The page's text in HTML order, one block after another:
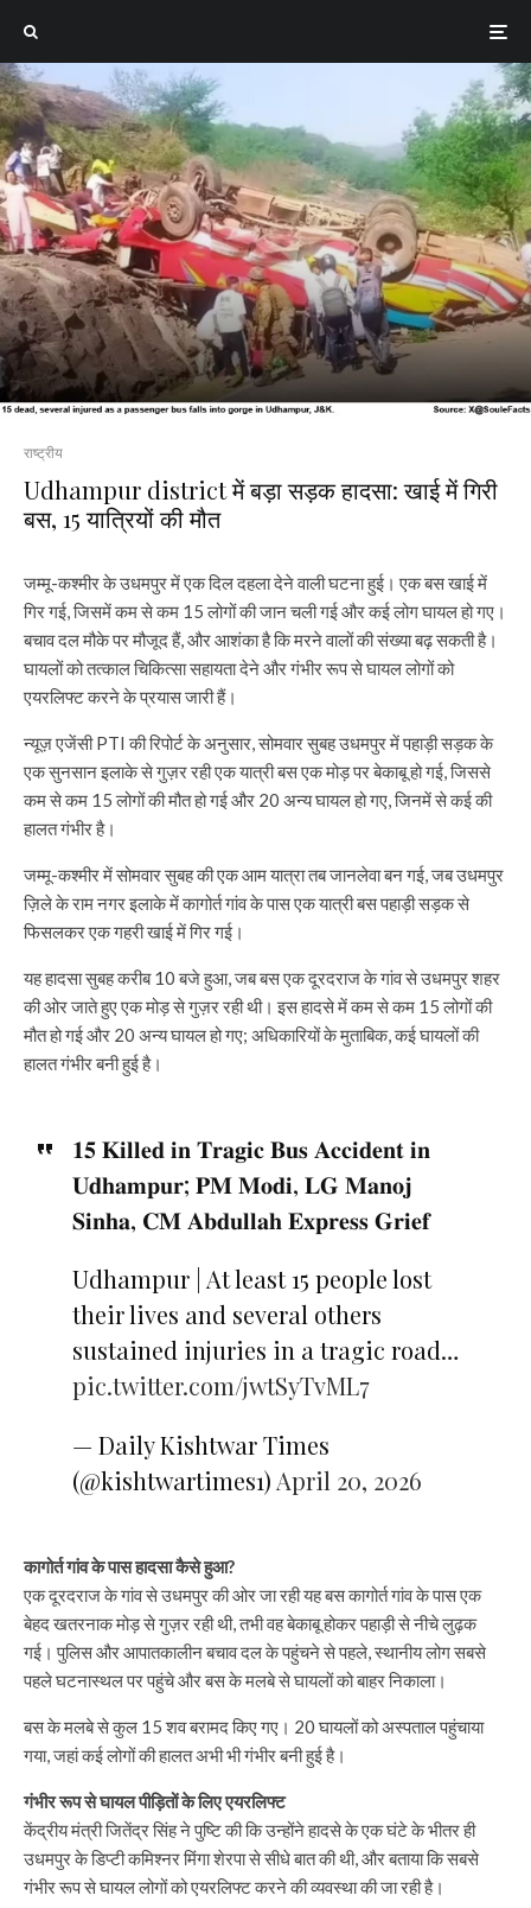
राष्ट्रीय
Udhampur district में बड़ा सड़क हादसा: खाई में गिरी
बस, 15 यात्रियों की मौत
जम्मू-कश्मीर के उधमपुर में एक दिल दहला देने वाली घटना हुई। एक बस खाई में
गिर गई, जिसमें कम से कम 15 लोगों की जान चली गई और कई लोग घायल हो गए।
बचाव दल मौके पर मौजूद हैं, और आशंका है कि मरने वालों की संख्या बढ़ सकती है।
घायलों को तत्काल चिकित्सा सहायता देने और गंभीर रूप से घायल लोगों को
एयरलिफ्ट करने के प्रयास जारी हैं।
न्यूज़ एजेंसी PTI की रिपोर्ट के अनुसार, सोमवार सुबह उधमपुर में पहाड़ी सड़क के
एक सुनसान इलाके से गुज़र रही एक यात्री बस एक मोड़ पर बेकाबू हो गई, जिससे
कम से कम 15 लोगों की मौत हो गई और 20 अन्य घायल हो गए, जिनमें से कई की
हालत गंभीर है।
जम्मू-कश्मीर में सोमवार सुबह की एक आम यात्रा तब जानलेवा बन गई, जब उधमपुर
ज़िले के राम नगर इलाके में कागोर्त गांव के पास एक यात्री बस पहाड़ी सड़क से
फिसलकर एक गहरी खाई में गिर गई।
यह हादसा सुबह करीब 10 बजे हुआ, जब बस एक दूरदराज के गांव से उधमपुर शहर
की ओर जाते हुए एक मोड़ से गुज़र रही थी। इस हादसे में कम से कम 15 लोगों की
मौत हो गई और 20 अन्य घायल हो गए; अधिकारियों के मुताबिक, कई घायलों की
हालत गंभीर बनी हुई है।
𝟏𝟓 𝐊𝐢𝐥𝐥𝐞𝐝 𝐢𝐧 𝐓𝐫𝐚𝐠𝐢𝐜 𝐁𝐮𝐬 𝐀𝐜𝐜𝐢𝐝𝐞𝐧𝐭 𝐢𝐧
𝐔𝐝𝐡𝐚𝐦𝐩𝐮𝐫; 𝐏𝐌 𝐌𝐨𝐝𝐢, 𝐋𝐆 𝐌𝐚𝐧𝐨𝐣
𝐒𝐢𝐧𝐡𝐚, 𝐂𝐌 𝐀𝐛𝐝𝐮𝐥𝐥𝐚𝐡 𝐄𝐱𝐩𝐫𝐞𝐬𝐬 𝐆𝐫𝐢𝐞𝐟
Udhampur | At least 15 people lost
their lives and several others
sustained injuries in a tragic road…
pic.twitter.com/jwtSyTvML7
— Daily Kishtwar Times
(@kishtwartimes1) April 20, 2026
कागोर्त गांव के पास हादसा कैसे हुआ?
एक दूरदराज के गांव से उधमपुर की ओर जा रही यह बस कागोर्त गांव के पास एक
बेहद खतरनाक मोड़ से गुज़र रही थी, तभी वह बेकाबू होकर पहाड़ी से नीचे लुढ़क
गई। पुलिस और आपातकालीन बचाव दल के पहुंचने से पहले, स्थानीय लोग सबसे
पहले घटनास्थल पर पहुंचे और बस के मलबे से घायलों को बाहर निकाला।
बस के मलबे से कुल 15 शव बरामद किए गए। 20 घायलों को अस्पताल पहुंचाया
गया, जहां कई लोगों की हालत अभी भी गंभीर बनी हुई है।
गंभीर रूप से घायल पीड़ितों के लिए एयरलिफ्ट
केंद्रीय मंत्री जितेंद्र सिंह ने पुष्टि की कि उन्होंने हादसे के एक घंटे के भीतर ही
उधमपुर के डिप्टी कमिश्नर मिंगा शेरपा से सीधे बात की थी, और बताया कि सबसे
गंभीर रूप से घायल लोगों को एयरलिफ्ट करने की व्यवस्था की जा रही है।